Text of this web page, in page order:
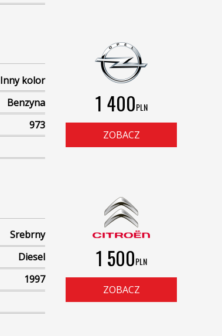
Inny kolor
Benzyna
973
1 400PLN
ZOBACZ
Srebrny
Diesel
1997
1 500PLN
ZOBACZ